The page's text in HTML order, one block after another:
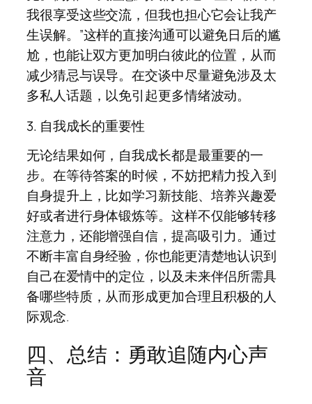
我很享受这些交流，但我也担心它会让我产
生误解。”这样的直接沟通可以避免日后的尴
尬，也能让双方更加明白彼此的位置，从而
减少猜忌与误导。在交谈中尽量避免涉及太
多私人话题，以免引起更多情绪波动。
3. 自我成长的重要性
无论结果如何，自我成长都是最重要的一
步。在等待答案的时候，不妨把精力投入到
自身提升上，比如学习新技能、培养兴趣爱
好或者进行身体锻炼等。这样不仅能够转移
注意力，还能增强自信，提高吸引力。通过
不断丰富自身经验，你也能更清楚地认识到
自己在爱情中的定位，以及未来伴侣所需具
备哪些特质，从而形成更加合理且积极的人
际观念.
四、总结：勇敢追随内心声
音